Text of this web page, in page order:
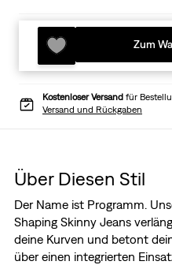
Zum
Kostenloser Versand für
Versand und Rückgaben
Über Diesen Stil
Der Name ist Programm.
Shaping Skinny Jeans
deine Kurven und betont
über einen integrierten